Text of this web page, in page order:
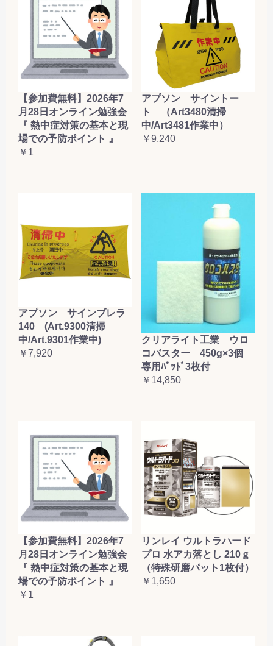
【参加費無料】2026年7
月28日オンライン勉強会
『 熱中症対策の基本と現
場での予防ポイント 』
￥1
アプソン サイントー
ト （Art3480清掃
中/Art3481作業中）
￥9,240
アプソン サインブレラ
140 (Art.9300清掃
中/Art.9301作業中)
￥7,920
クリアライト工業 ウロ
コバスター 450g×3個
専用ﾊﾟｯﾄﾞ3枚付
￥14,850
【参加費無料】2026年7
月28日オンライン勉強会
『 熱中症対策の基本と現
場での予防ポイント 』
￥1
リンレイ ウルトラハード
プロ 水アカ落とし 210ｇ
（特殊研磨パット1枚付）
￥1,650